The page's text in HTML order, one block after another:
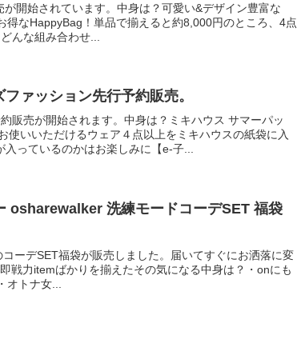
開始されています。中身は？可愛い&デザイン豊富な
得なHappyBag！単品で揃えると約8,000円のところ、4点
んな組み合わせ...
ァッション先行予約販売。
販売が開始されます。中身は？ミキハウス サマーパッ
いいただけるウェア４点以上をミキハウスの紙袋に入
っているのかはお楽しみに【e-子...
osharewalker 洗練モードコーデSET 福袋
ーデSET福袋が販売しました。届いてすぐにお洒落に変
戦力itemばかりを揃えたその気になる中身は？・onにも
トナ女...